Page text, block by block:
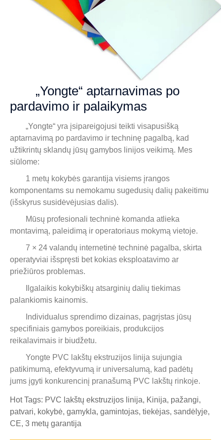
„Yongte“ aptarnavimas po
pardavimo ir palaikymas
„Yongte“ yra įsipareigojusi teikti visapusišką
aptarnavimą po pardavimo ir techninę pagalbą, kad
užtikrintų sklandų jūsų gamybos linijos veikimą. Mes
siūlome:
1 metų kokybės garantija visiems įrangos
komponentams su nemokamu sugedusių dalių pakeitimu
(išskyrus susidėvėjusias dalis).
Mūsų profesionali techninė komanda atlieka
montavimą, paleidimą ir operatoriaus mokymą vietoje.
7 × 24 valandų internetinė techninė pagalba, skirta
operatyviai išspręsti bet kokias eksploatavimo ar
priežiūros problemas.
Ilgalaikis kokybiškų atsarginių dalių tiekimas
palankiomis kainomis.
Individualus sprendimo dizainas, pagrįstas jūsų
specifiniais gamybos poreikiais, produkcijos
reikalavimais ir biudžetu.
Yongte PVC lakštų ekstruzijos linija sujungia
patikimumą, efektyvumą ir universalumą, kad padėtų
jums įgyti konkurencinį pranašumą PVC lakštų rinkoje.
Hot Tags: PVC lakštų ekstruzijos linija, Kinija, pažangi,
patvari, kokybė, gamykla, gamintojas, tiekėjas, sandėlyje,
CE, 3 metų garantija